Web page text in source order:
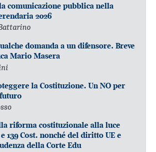
comunicazione pubblica nella
2026
domanda a un difensore. Breve
Mario Masera
la Costituzione. Un NO per
riforma costituzionale alla luce
139 Cost. nonché del diritto UE e
della Corte Edu